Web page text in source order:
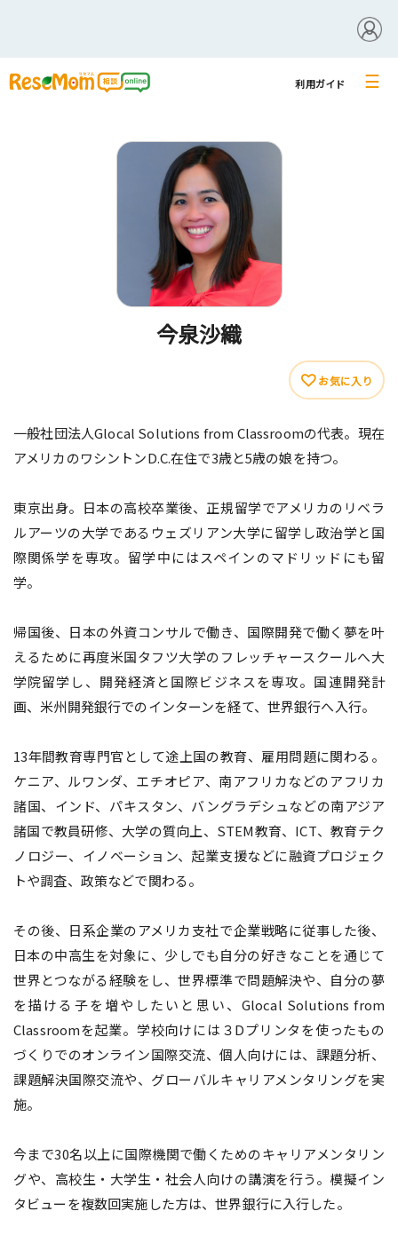
利用ガイド ☰
今泉沙織
お気に入り
一般社団法人Glocal Solutions from Classroomの代表。現在
アメリカのワシントンD.C.在住で3歳と5歳の娘を持つ。
東京出身。日本の高校卒業後、正規留学でアメリカのリベラ
ルアーツの大学であるウェズリアン大学に留学し政治学と国
際関係学を専攻。留学中にはスペインのマドリッドにも留
学。
帰国後、日本の外資コンサルで働き、国際開発で働く夢を叶
えるために再度米国タフツ大学のフレッチャースクールへ大
学院留学し、開発経済と国際ビジネスを専攻。国連開発計
画、米州開発銀行でのインターンを経て、世界銀行へ入行。
13年間教育専門官として途上国の教育、雇用問題に関わる。
ケニア、ルワンダ、エチオピア、南アフリカなどのアフリカ
諸国、インド、パキスタン、バングラデシュなどの南アジア
諸国で教員研修、大学の質向上、STEM教育、ICT、教育テク
ノロジー、イノベーション、起業支援などに融資プロジェク
トや調査、政策などで関わる。
その後、日系企業のアメリカ支社で企業戦略に従事した後、
日本の中高生を対象に、少しでも自分の好きなことを通じて
世界とつながる経験をし、世界標準で問題解決や、自分の夢
を描ける子を増やしたいと思い、Glocal Solutions from
Classroomを起業。学校向けには３Dプリンタを使ったもの
づくりでのオンライン国際交流、個人向けには、課題分析、
課題解決国際交流や、グローバルキャリアメンタリングを実
施。
今まで30名以上に国際機関で働くためのキャリアメンタリン
グや、高校生・大学生・社会人向けの講演を行う。模擬イン
タビューを複数回実施した方は、世界銀行に入行した。